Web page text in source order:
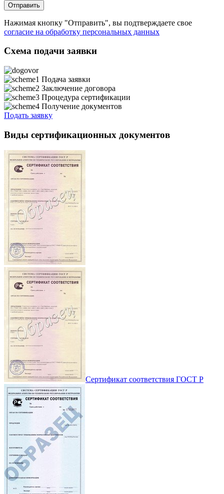
Нажимая кнопку "Отправить", вы подтверждаете свое
согласие на обработку персональных данных
Схема подачи заявки
Подача заявки
Заключение договора
Процедура сертификации
Получение документов
Подать заявку
Виды сертификационных документов
Сертификат соответствия ГОСТ Р